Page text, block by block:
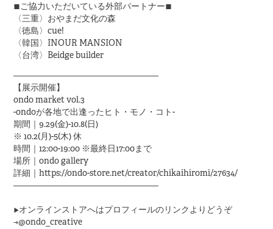
■ご協力いただいている外部パートナー■
〈三重〉おやまだ文化の森
〈徳島〉cue!
〈韓国〉INOUR MANSION
〈台湾〉Beidge builder
—————————————————
【展示開催】
ondo market vol.3
-ondoが各地で出逢ったヒト・モノ・コト-
期間｜9.29(金)-10.8(日)
※ 10.2(月)-5(木) 休
時間｜12:00-19:00 ※最終日17:00まで
場所｜ondo gallery
詳細｜https://ondo-store.net/creator/chikaihiromi/27634/
—————————————————
▶︎オンラインストアへはプロフィールのリンクよりどうぞ
→@ondo_creative